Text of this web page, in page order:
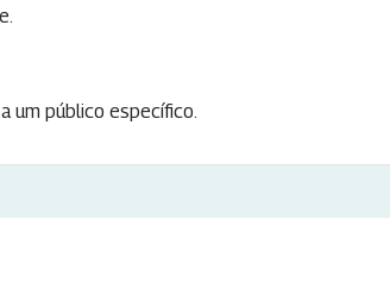
um público específico.